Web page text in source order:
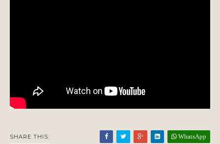
SHARE THIS: WhatsApp